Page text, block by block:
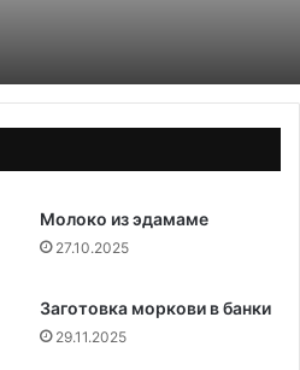
Молоко из эдамаме
27.10.2025
Заготовка моркови в банки
29.11.2025